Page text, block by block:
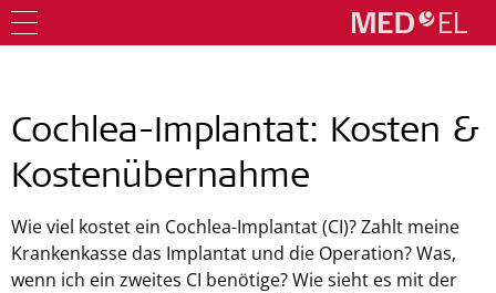
Cochlea-Implantat: Kosten &
Kostenübernahme
Wie viel kostet ein Cochlea-Implantat (CI)? Zahlt meine
Krankenkasse das Implantat und die Operation? Was,
wenn ich ein zweites CI benötige? Wie sieht es mit der